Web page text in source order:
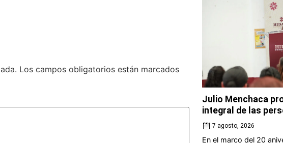
Los campos obligatorios están marcados
Julio Menchaca
integral de las
7 agosto, 2026
En el marco del 20